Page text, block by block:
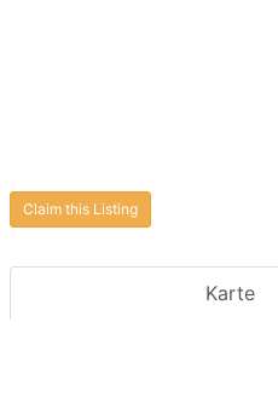
Claim this Listing
Karte